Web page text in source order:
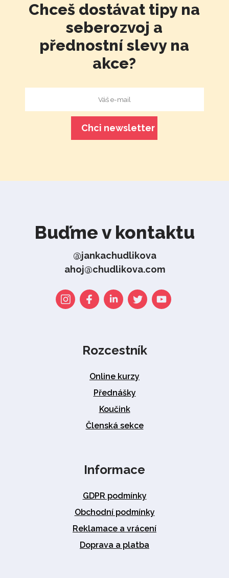
Chceš dostávat tipy na
seberozvoj a
přednostní slevy na
akce?
Buďme v kontaktu
@jankachudlikova
ahoj@chudlikova.com
Rozcestník
Online kurzy
Přednášky
Koučink
Členská sekce
Informace
GDPR podmínky
Obchodní podmínky
Reklamace a vrácení
Doprava a platba